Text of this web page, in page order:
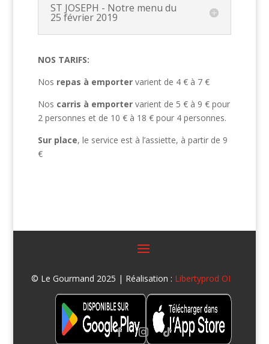
ST JOSEPH - Notre menu du
25 février 2019
NOS TARIFS:
Nos repas à emportervarient de 4 € à 7 €
Nos carris à emporter varient de 5 € à 9 € pour
2 personnes et de 10 € à 18 € pour 4 personnes.
Sur place, le service est à l’assiette, à partir de 9
€
© Le Gourmand 2025 | Réalisation : Libertyprod OI